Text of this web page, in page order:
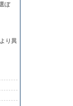
ぼ
り異